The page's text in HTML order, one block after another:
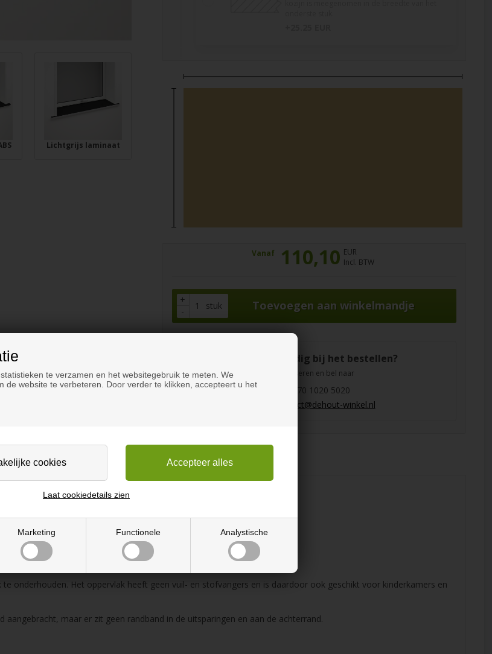
te verzamen en het websitegebruik te meten. We
de website te verbeteren. Door verder te klikken, accepteert u het
Marketing Functionele Analystische
Laat cookiedetails zien
Lichtgrijs laminaat
Vanaf 110,10 EUR
Incl. BTW
+
-
stuk
Hulp nodig bij het bestellen?
Laat u adviseren en bel naar
+31 970 1020 5020
contact@dehout-winkel.nl
voorkant
elk uiteinde, zodat deze precies op je raam past.
is lichtecht en bestand tegen schokken, krassen en slijtage.
onderhouden. Het oppervlak heeft geen vuil- en stofvangers en is daardoor ook geschikt voor kinderkamers en
maar er zit geen randband in de uitsparingen en aan de achterrand.